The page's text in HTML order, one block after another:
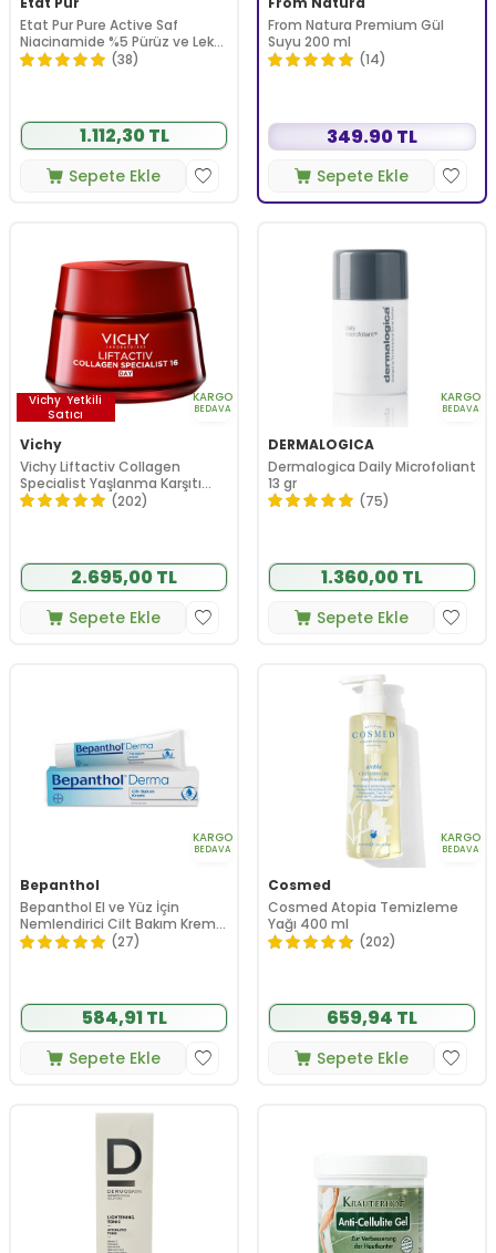
Etat Pur Pure Active Saf
Niacinamide %5 Pürüz ve Leke
Karşıtı Saf Konsantre Bakım 15
(38)
1.112,30 TL
Sepete Ekle
From Natura Premium Gül
Suyu 200 ml
(14)
349.90 TL
Sepete Ekle
Vichy Yetkili
Satıcı
KARGO
BEDAVA
Vichy
Vichy Liftactiv Collagen
Specialist Yaşlanma Karşıtı
Bakım Kremi 50 ml
(202)
2.695,00 TL
Sepete Ekle
KARGO
BEDAVA
DERMALOGICA
Dermalogica Daily Microfoliant
13 gr
(75)
1.360,00 TL
Sepete Ekle
KARGO
BEDAVA
Bepanthol
Bepanthol El ve Yüz İçin
Nemlendirici Cilt Bakım Kremi
100 gr
(27)
584,91 TL
Sepete Ekle
KARGO
BEDAVA
Cosmed
Cosmed Atopia Temizleme
Yağı 400 ml
(202)
659,94 TL
Sepete Ekle